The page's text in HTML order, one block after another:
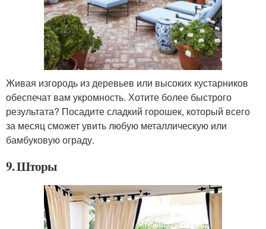
Живая изгородь из деревьев или высоких кустарников
обеспечат вам укромность. Хотите более быстрого
результата? Посадите сладкий горошек, который всего
за месяц сможет увить любую металлическую или
бамбуковую ограду.
9. Шторы